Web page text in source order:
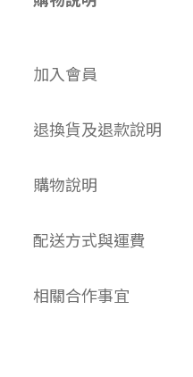
加入會員
退換貨及退款說明
購物說明
配送方式與運費
相關合作事宜